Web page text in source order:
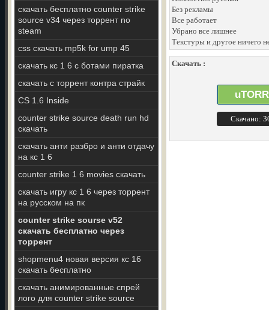
скачать бесплатно counter strike
source v34 через торрент no
steam
css скачать mp5k for ump 45
скачать кс 1 6 с ботами пиратка
скачать с торрент контра страйк
CS 1.6 Inside
counter strike source death run hd
скачать
скачать анти разбро и анти отдачу
на кс 1 6
counter strike 1 6 movies скачать
скачать игру кс 1 6 через торрент
на русском на пк
counter strike sourse v52
скачать бесплатно через
торрент
shopmenu4 новая версия кс 16
скачать бесплатно
скачать анимированные спрей
лого для counter strike source
Без рекламы
Все работает
Убрано все лишнее
Текстуры и другое ничего
Скачать :
Скачано: